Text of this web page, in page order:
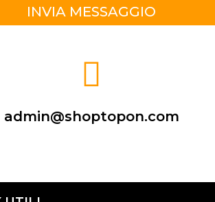
INVIA MESSAGGIO
admin@shoptopon.com